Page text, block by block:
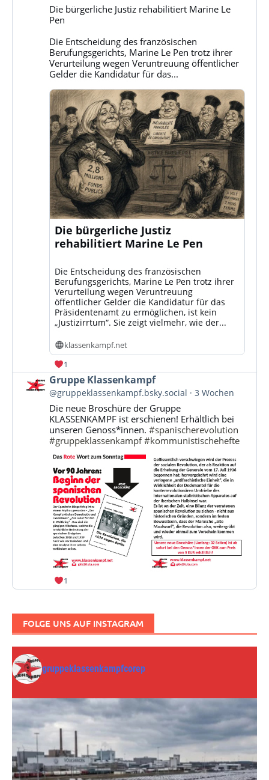
Gruppe
Klassenkampf
Bluesky
ansehen
Die bürgerliche Justiz rehabilitiert Marine Le
Pen
Die Entscheidung des französischen
Berufungsgerichts, Marine Le Pen trotz ihrer
Verurteilung wegen Veruntreuung öffentlicher
Gelder die Kandidatur für das...
Die bürgerliche Justiz
rehabilitiert Marine Le Pen
Die Entscheidung des französischen
Berufungsgerichts, Marine Le Pen trotz ihrer
Verurteilung wegen Veruntreuung
öffentlicher Gelder die Kandidatur für das
Präsidentenamt zu ermöglichen, ist kein
„Justizirrtum“. Sie zeigt vielmehr, wie der...
klassenkampf.net
1
Beitrag
von
Gruppe
Klassenkampf
Bluesky
ansehen
Gruppe Klassenkampf
@gruppeklassenkampf.bsky.social 3 Wochen
Die neue Broschüre der Gruppe
KLASSENKAMPF ist erschienen! Erhältlich bei
unseren Genoss*innen.#spanischerevolution
#gruppeklassenkampf #kommunistischehefte
1
FOLGE UNS AUF INSTAGRAM
gruppeklassenkampfcorep